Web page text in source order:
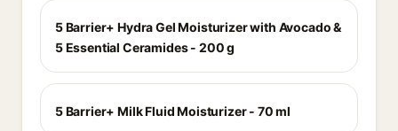
5 Barrier+ Hydra Gel Moisturizer with Avocado &
5 Essential Ceramides - 200 g
5 Barrier+ Milk Fluid Moisturizer - 70 ml